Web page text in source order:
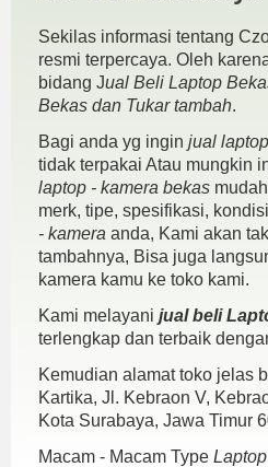
BELI LAPTOP
SURABAYA
Sekilas informasi tentang
resmi terpercaya. Oleh
bidang Jual Beli Laptop
Bekas dan Tukar tambah.
Bagi anda yg ingin jual
tidak terpakai Atau mungkin
laptop - kamera bekas
merk, tipe, spesifikasi,
- kamera anda, Kami akan
tambahnya, Bisa juga
kamera kamu ke toko kami.
Kami melayani jual beli
terlengkap dan terbaik
Kemudian alamat toko jelas
Kartika, Jl. Kebraon V,
Kota Surabaya, Jawa Timur
Macam - Macam Type Laptop